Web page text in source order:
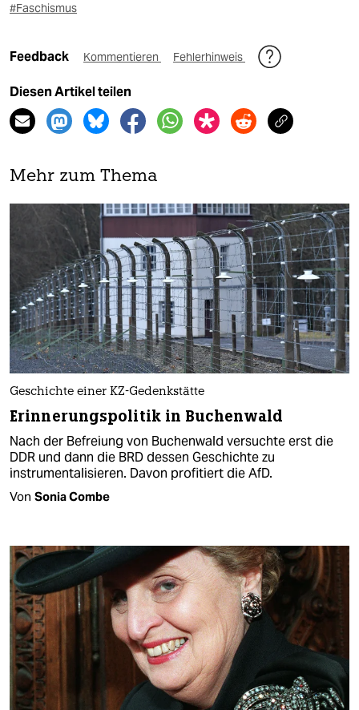
#Faschismus
Feedback Kommentieren Fehlerhinweis
Diesen Artikel teilen
Mehr zum Thema
Geschichte einer KZ-Gedenkstätte
Erinnerungspolitik in Buchenwald
Nach der Befreiung von Buchenwald versuchte erst die
DDR und dann die BRD dessen Geschichte zu
instrumentalisieren. Davon profitiert die AfD.
Von Sonia Combe